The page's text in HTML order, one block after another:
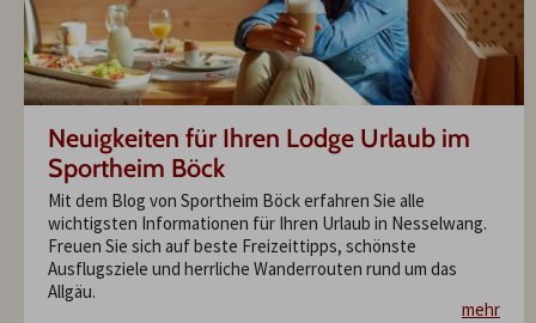
Neuigkeiten für Ihren Lodge Urlaub im
Sportheim Böck
Mit dem Blog von Sportheim Böck erfahren Sie alle
wichtigsten Informationen für Ihren Urlaub in Nesselwang.
Freuen Sie sich auf beste Freizeittipps, schönste
Ausflugsziele und herrliche Wanderrouten rund um das
Allgäu.
mehr